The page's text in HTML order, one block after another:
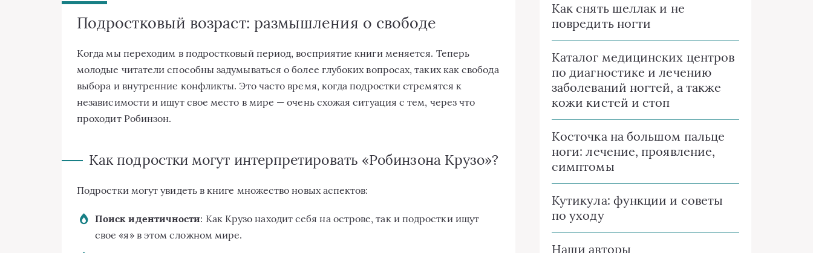
Подростковый возраст: размышления о свободе
Когда мы переходим в подростковый период, восприятие книги меняется. Теперь
молодые читатели способны задумываться о более глубоких вопросах, таких как свобода
выбора и внутренние конфликты. Это часто время, когда подростки стремятся к
независимости и ищут свое место в мире — очень схожая ситуация с тем, через что
проходит Робинзон.
Как подростки могут интерпретировать «Робинзона Крузо»?
Подростки могут увидеть в книге множество новых аспектов:
Поиск идентичности: Как Крузо находит себя на острове, так и подростки ищут
свое «я» в этом сложном мире.
Как снять шеллак и не
повредить ногти
Каталог медицинских центров
по диагностике и лечению
заболеваний ногтей, а также
кожи кистей и стоп
Косточка на большом пальце
ноги: лечение, проявление,
симптомы
Кутикула: функции и советы
по уходу
Наши авторы